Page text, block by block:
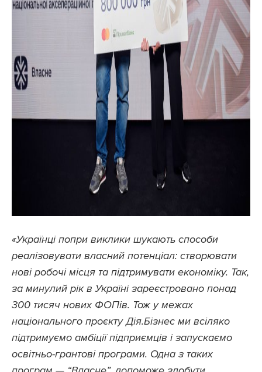
«Українці попри виклики шукають способи
реалізовувати власний потенціал: створювати
нові робочі місця та підтримувати економіку. Так,
за минулий рік в Україні зареєстровано понад
300 тисяч нових ФОПів. Тож у межах
національного проєкту Дія.Бізнес ми всіляко
підтримуємо амбіції підприємців і запускаємо
освітньо-грантові програми. Одна з таких